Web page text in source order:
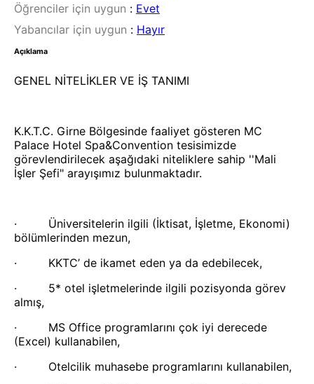
Öğrenciler için uygun : Evet
Yabancılar için uygun : Hayır
Açıklama
GENEL NİTELİKLER VE İŞ TANIMI
K.K.T.C. Girne Bölgesinde faaliyet gösteren MC
Palace Hotel Spa&Convention tesisimizde
görevlendirilecek aşağıdaki niteliklere sahip ''Mali
İşler Şefi" arayışımız bulunmaktadır.
· Üniversitelerin ilgili (İktisat, İşletme, Ekonomi)
bölümlerinden mezun,
· KKTC’ de ikamet eden ya da edebilecek,
· 5* otel işletmelerinde ilgili pozisyonda görev
almış,
· MS Office programlarını çok iyi derecede
(Excel) kullanabilen,
· Otelcilik muhasebe programlarını kullanabilen,